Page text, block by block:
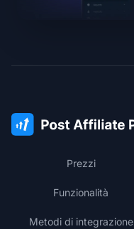
Prezzi
Funzionalità
Metodi di integrazione